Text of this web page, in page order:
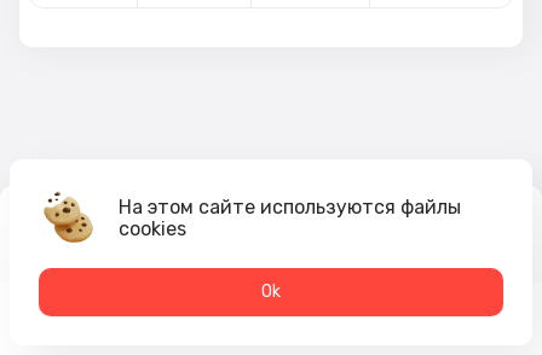
385₽
На этом сайте используются файлы
cookies
Оk